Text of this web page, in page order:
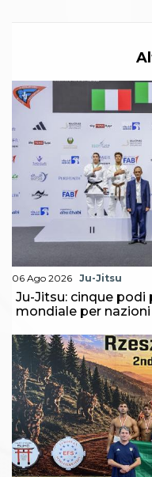
Corsi
Corsi
Edutraining
Corso
Corso
06 Ago 2026 Ju-Jitsu
Ju-Jitsu: cinque
mondiale per